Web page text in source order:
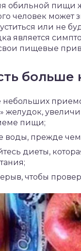
обильной пищи
человек может
или не
является
пищевые
небольших
желудок,
пищи;
воды, прежде чем
диеты,
чтобы